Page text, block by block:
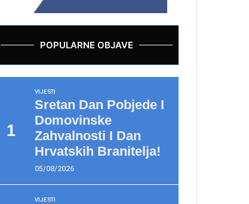
POPULARNE OBJAVE
VIJESTI
Sretan Dan Pobjede I
Domovinske
Zahvalnosti I Dan
Hrvatskih Branitelja!
05/08/2026
VIJESTI